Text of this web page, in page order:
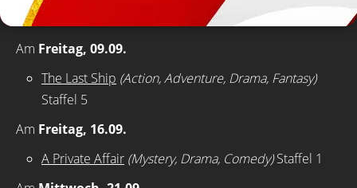
Am Freitag, 09.09.
The Last Ship (Action, Adventure, Drama, Fantasy)
Staffel 5
Am Freitag, 16.09.
A Private Affair (Mystery, Drama, Comedy)Staffel 1